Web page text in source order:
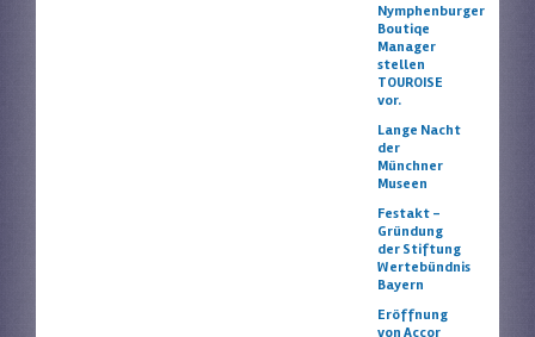
Nymphenburger
Boutiqe
Manager
stellen
TOUROISE
vor.
Lange Nacht
der
Münchner
Museen
Festakt –
Gründung
der Stiftung
Wertebündnis
Bayern
Eröffnung
von Accor